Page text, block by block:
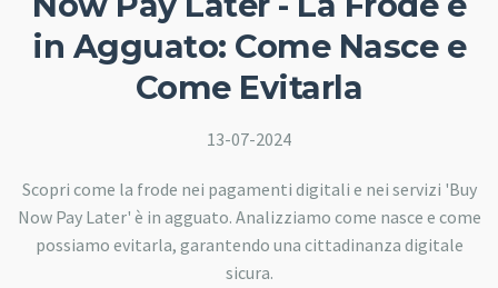
in Agguato: Come Nasce e
Come Evitarla
13-07-2024
Scopri come la frode nei pagamenti digitali e nei servizi 'Buy
Now Pay Later' è in agguato. Analizziamo come nasce e come
possiamo evitarla, garantendo una cittadinanza digitale
sicura.